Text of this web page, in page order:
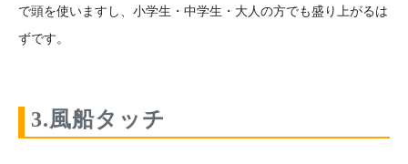
で頭を使いますし、小学生・中学生・大人の方でも盛り上がるは
ずです。
3.風船タッチ